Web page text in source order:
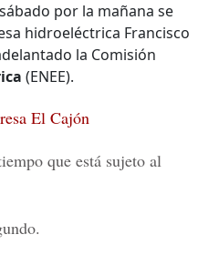
por la mañana se
hidroeléctrica Francisco
la Comisión
(ENEE).
El Cajón
que está sujeto al